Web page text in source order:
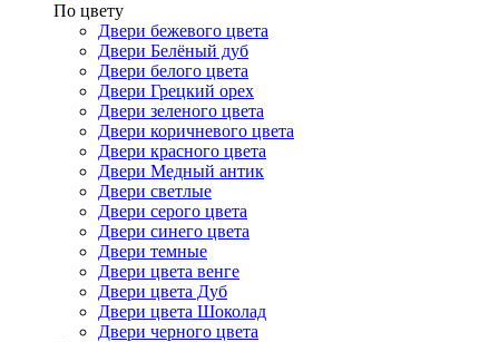
По цвету
Двери бежевого цвета
Двери Белёный дуб
Двери белого цвета
Двери Грецкий орех
Двери зеленого цвета
Двери коричневого цвета
Двери красного цвета
Двери Медный антик
Двери светлые
Двери серого цвета
Двери синего цвета
Двери темные
Двери цвета венге
Двери цвета Дуб
Двери цвета Шоколад
Двери черного цвета